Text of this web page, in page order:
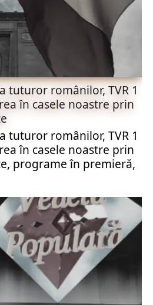
tuturor românilor, TVR 1
în casele noastre prin
tuturor românilor, TVR 1
în casele noastre prin
programe în premieră,